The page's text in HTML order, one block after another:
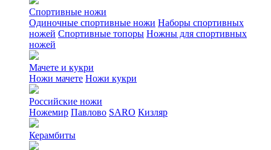
Спортивные ножи
Одиночные спортивные ножи Наборы спортивных
ножей Спортивные топоры Ножны для спортивных
ножей
Мачете и кукри
Ножи мачете Ножи кукри
Российские ножи
Ножемир Павлово SARO Кизляр
Керамбиты